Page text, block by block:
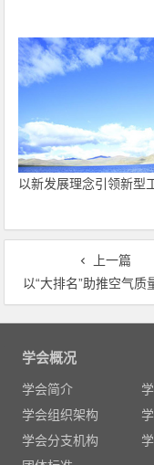
以新发展理念引领新型
上一篇
以“大排名”助推空气质量改
文
学会概况
学会简介
学会组织架构
学会分支机构